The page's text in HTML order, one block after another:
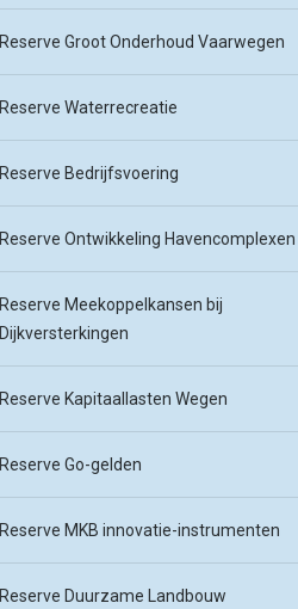
Reserve Groot Onderhoud Vaarwegen
Reserve Waterrecreatie
Reserve Bedrijfsvoering
Reserve Ontwikkeling Havencomplexen
Reserve Meekoppelkansen bij
Dijkversterkingen
Reserve Kapitaallasten Wegen
Reserve Go-gelden
Reserve MKB innovatie-instrumenten
Reserve Duurzame Landbouw